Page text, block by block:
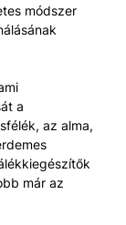
módszer
a
az alma,
már az